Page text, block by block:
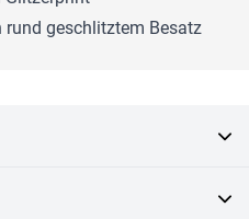
geschlitztem Besatz